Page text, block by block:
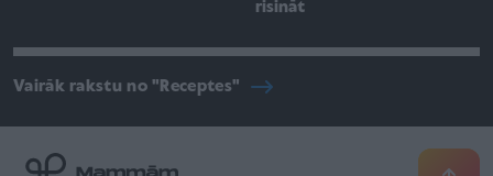
risināt
Vairāk rakstu no "Receptes"